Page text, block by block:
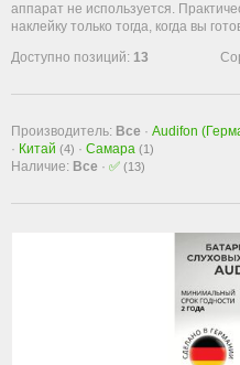
аппарат не используется.
наклейку только тогда, когда вы
Доступно позиций: 13
Производитель: Все · Audifon
· Китай (4) · Самара (1)
Наличие: Все · ✅ (13)